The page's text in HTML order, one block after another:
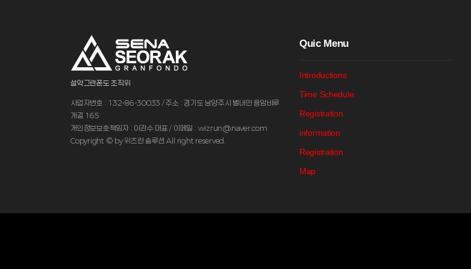
설악그란폰도 조직위
사업자번호 : 132-86-30033 / 주소 : 경기도 남양주시 별내면 용암비루
개길 165
개인정보보호책임자 : 이관수 대표 / 이메일 : wizrun@naver.com
Copyright © by 위즈런 솔루션 All right reserved.
Quic Menu
Introductions
Time Schedule
Registration
information
Registration
Map